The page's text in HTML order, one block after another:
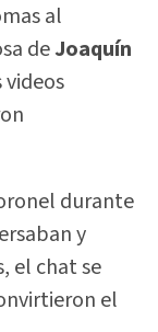
al
deJoaquín
videos
durante
y
el chat se
el